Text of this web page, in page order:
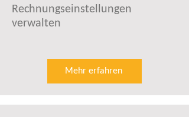
Rechnungseinstellungen
verwalten
Mehr erfahren